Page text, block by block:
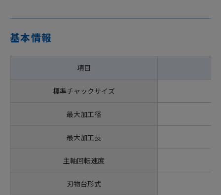
基本情報
項目
標準チャックサイズ
最大加工径
最大加工長
主軸回転速度
刃物台形式